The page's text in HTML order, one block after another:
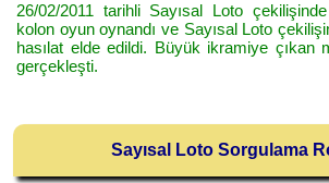
26/02/2011 tarihli Sayısal Loto
kolon oyun oynandı ve Sayısal Loto
hasılat elde edildi. Büyük ikramiye çıkan
gerçekleşti.
Sayısal Loto Sorgulama